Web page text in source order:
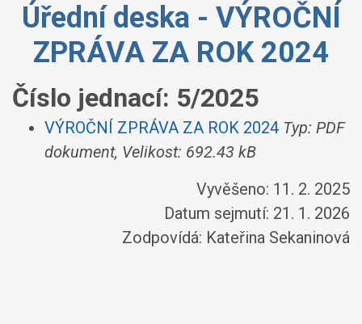
Úřední deska - VÝROČNÍ
ZPRÁVA ZA ROK 2024
Číslo jednací: 5/2025
VÝROČNÍ ZPRÁVA ZA ROK 2024 Typ: PDF
dokument, Velikost: 692.43 kB
Vyvěšeno: 11. 2. 2025
Datum sejmutí: 21. 1. 2026
Zodpovídá: Kateřina Sekaninová